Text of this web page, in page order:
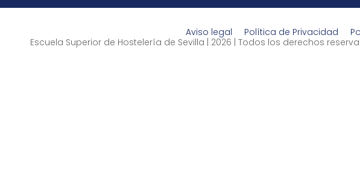
Aviso legal Política de Privacidad
Escuela Superior de Hostelería de Sevilla | 2026 | Todos los derechos